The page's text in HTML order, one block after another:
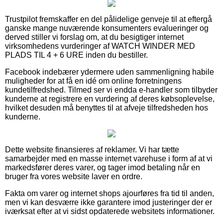
Trustpilot fremskaffer en del pålidelige genveje til at eftergå
ganske mange nuværende konsumenters evalueringer og
derved stiller vi forslag om, at du besigtiger internet
virksomhedens vurderinger af WATCH WINDER MED
PLADS TIL 4 + 6 URE inden du bestiller.
Facebook indebærer ydermere uden sammenligning habile
muligheder for at få en idé om online forretningens
kundetilfredshed. Tilmed ser vi endda e-handler som tilbyder
kunderne at registrere en vurdering af deres købsoplevelse,
hvilket desuden må benyttes til at afveje tilfredsheden hos
kunderne.
Dette website finansieres af reklamer. Vi har tætte
samarbejder med en masse internet varehuse i form af at vi
markedsfører deres varer, og tager imod betaling når en
bruger fra vores website laver en ordre.
Fakta om varer og internet shops ajourføres fra tid til anden,
men vi kan desværre ikke garantere imod justeringer der er
iværksat efter at vi sidst opdaterede websitets informationer.